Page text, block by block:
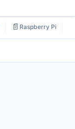
📄 Raspberry Pi